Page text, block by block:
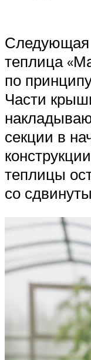
Следующая
теплица
по
Части
секции в
теплицы
со